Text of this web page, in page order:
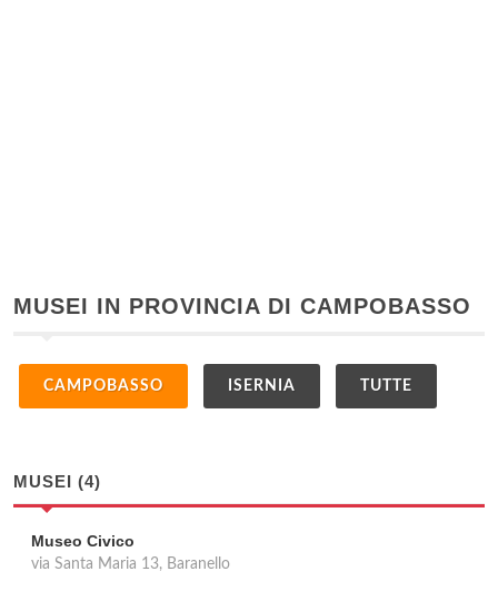
MUSEI IN PROVINCIA DI CAMPOBASSO
CAMPOBASSO ISERNIA TUTTE
MUSEI (4)
Museo Civico
via Santa Maria 13, Baranello